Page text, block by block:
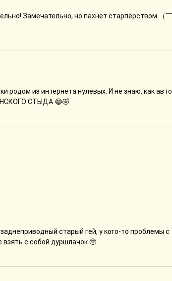
Замечательно, но пахнет старпёрством （
родом из интернета нулевых. И не знаю, как
СТЫДА 😂🤣
старый гей, у кого-то проблемы с
взять с собой дуршлачок 🥺